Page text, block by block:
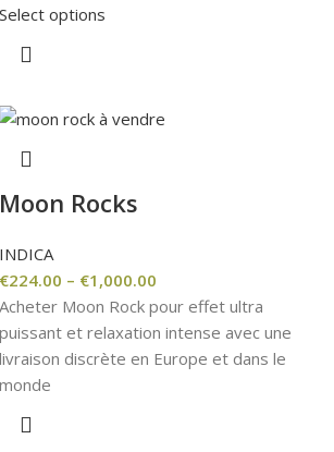
Select options
Moon Rocks
INDICA
€224.00 – €1,000.00
Acheter Moon Rock pour effet ultra
puissant et relaxation intense avec une
livraison discrète en Europe et dans le
monde